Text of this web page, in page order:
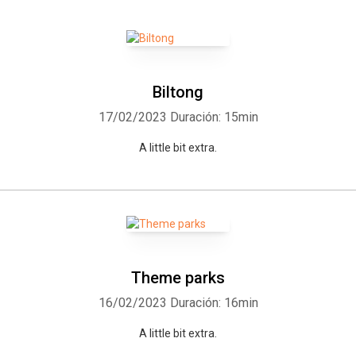
Biltong
17/02/2023 Duración: 15min
A little bit extra.
Theme parks
16/02/2023 Duración: 16min
A little bit extra.